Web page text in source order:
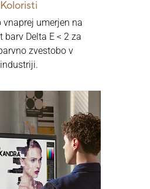
Koloristi
vnaprej umerjen na
barv Delta E < 2 za
zvestobo v
industriji.